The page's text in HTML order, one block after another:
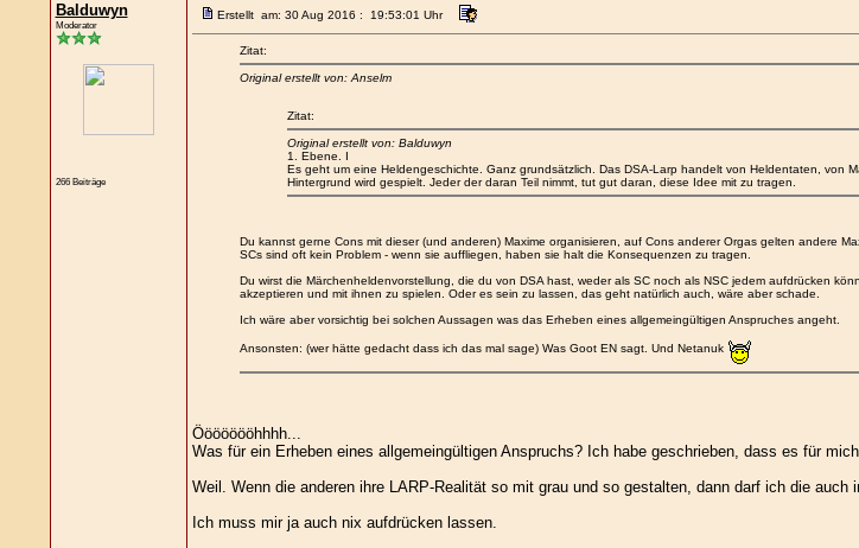
Balduwyn
Moderator
266 Beiträge
Erstellt am: 30 Aug 2016 : 19:53:01 Uhr
Zitat:
Original erstellt von: Anselm
Zitat:
Original erstellt von: Balduwyn
1. Ebene. I
Es geht um eine Heldengeschichte. Ganz grundsätzlich. Das DSA-Larp handelt von Heldentaten, von
Hintergrund wird gespielt. Jeder der daran Teil nimmt, tut gut daran, diese Idee mit zu tragen.
Du kannst gerne Cons mit dieser (und anderen) Maxime organisieren, auf Cons anderer Orgas gelten andere
SCs sind oft kein Problem - wenn sie auffliegen, haben sie halt die Konsequenzen zu tragen.
Du wirst die Märchenheldenvorstellung, die du von DSA hast, weder als SC noch als NSC jedem aufdrücken
akzeptieren und mit ihnen zu spielen. Oder es sein zu lassen, das geht natürlich auch, wäre aber schade.
Ich wäre aber vorsichtig bei solchen Aussagen was das Erheben eines allgemeingültigen Anspruches angeht.
Ansonsten: (wer hätte gedacht dass ich das mal sage) Was Goot EN sagt. Und Netanuk
Öööööööhhhh...
Was für ein Erheben eines allgemeingültigen Anspruchs? Ich habe geschrieben, dass es für
Weil. Wenn die anderen ihre LARP-Realität so mit grau und so gestalten, dann darf ich die
Ich muss mir ja auch nix aufdrücken lassen.